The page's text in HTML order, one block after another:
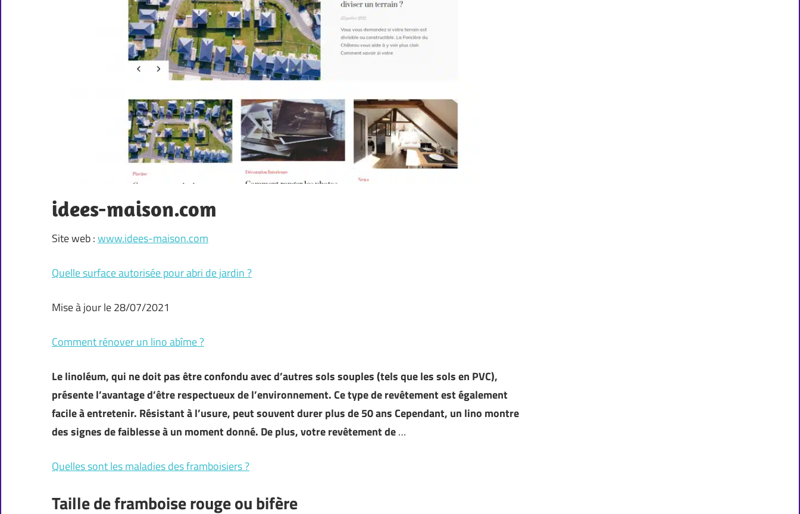
idees-maison.com
Site web :www.idees-maison.com
Quelle surface autorisée pour abri de jardin ?
Mise à jour le 28/07/2021
Comment rénover un lino abîme ?
Le linoléum, qui ne doit pas être confondu avec d’autres sols souples (tels que les sols en PVC),
présente l’avantage d’être respectueux de l’environnement. Ce type de revêtement est également
facile à entretenir. Résistant à l’usure, peut souvent durer plus de 50 ans Cependant, un lino montre
des signes de faiblesse à un moment donné. De plus, votre revêtement de…
Quelles sont les maladies des framboisiers ?
Taille de framboise rouge ou bifère